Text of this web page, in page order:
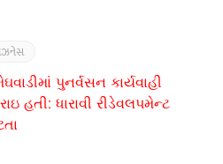
પુનર્વસન કાર્યવાહી
હતી: ધારાવી રીડેવલપમેન્ટ